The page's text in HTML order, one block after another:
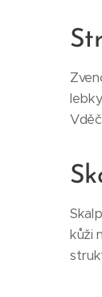
kůži